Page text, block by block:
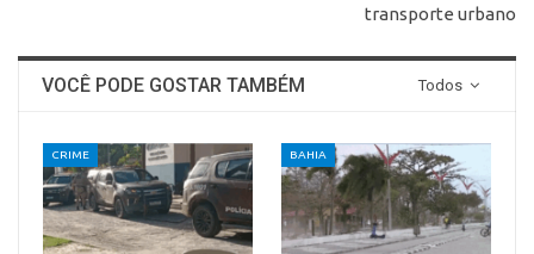
transporte urbano
Todos
VOCÊ PODE GOSTAR TAMBÉM
CRIME BAHIA